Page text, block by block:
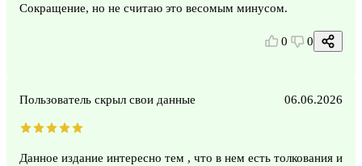
Сокращение, но не считаю это весомым минусом.
0 0
Пользователь скрыл свои данные 06.06.2026
Данное издание интересно тем , что в нем есть толкования и